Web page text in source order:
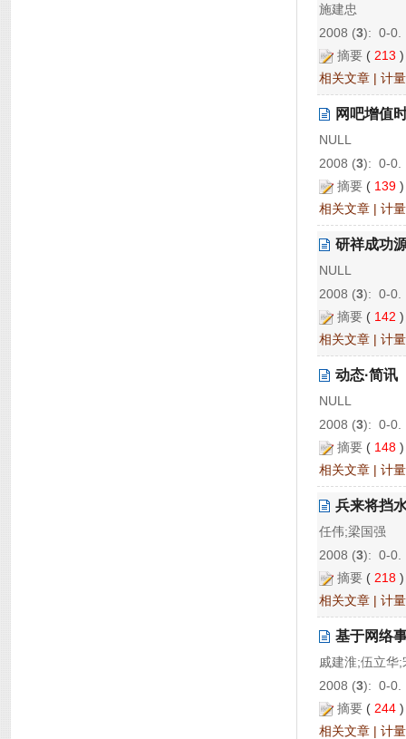
施建忠
2008 (3): 0-0.
摘要 ( 213
相关文章 | 计
网吧增值
NULL
2008 (3): 0-0.
摘要 ( 139
相关文章 | 计
研祥成功
NULL
2008 (3): 0-0.
摘要 ( 142
相关文章 | 计
动态·简讯
NULL
2008 (3): 0-0.
摘要 ( 148
相关文章 | 计
兵来将挡
任伟;梁国强
2008 (3): 0-0.
摘要 ( 218
相关文章 | 计
基于网络
戚建淮;伍立华
2008 (3): 0-0.
摘要 ( 244
相关文章 | 计